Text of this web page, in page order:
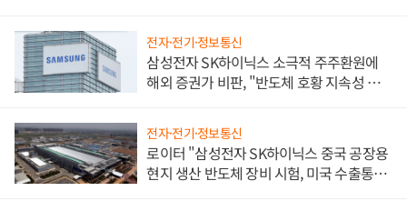
전자·전기·정보통신
삼성전자 SK하이닉스 소극적 주주환원에
해외 증권가 비판, "반도체 호황 지속성 의
전자·전기·정보통신
로이터 "삼성전자 SK하이닉스 중국 공장용
현지 생산 반도체 장비 시험, 미국 수출통제